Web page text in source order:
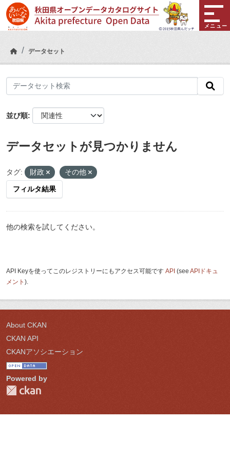
Skip to main content
メニュー
データセット
並び順
データセットが見つかりません
タグ: 財政 その他
フィルタ結果
他の検索を試してください。
API Keyを使ってこのレジストリーにもアクセス可能です API (see APIドキュ
メント ).
About CKAN
CKAN API
CKANアソシエーション
Powered by